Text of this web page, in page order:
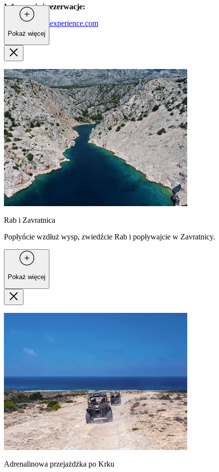
Informacje i rezerwacje:
www.valamar-experience.com
Pokaż więcej
Rab i Zavratnica
Popłyńcie wzdłuż wysp, zwiedźcie Rab i popływajcie w Zavratnicy.
Pokaż więcej
Adrenalinowa przejażdżka po Krku